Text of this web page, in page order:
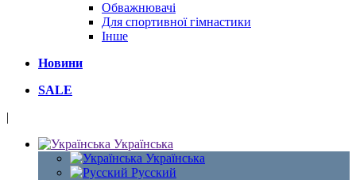
Обважнювачі
Для спортивної гімнастики
Інше
Новини
SALE
|
Українська
Українська
Русский